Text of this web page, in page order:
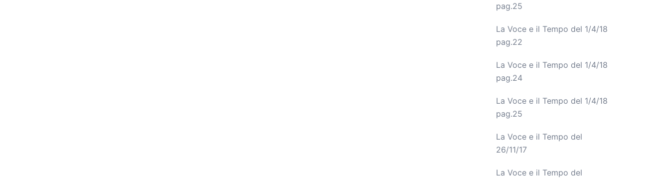
pag.25
La Voce e il Tempo del 1/4/18
pag.22
La Voce e il Tempo del 1/4/18
pag.24
La Voce e il Tempo del 1/4/18
pag.25
La Voce e il Tempo del
26/11/17
La Voce e il Tempo del